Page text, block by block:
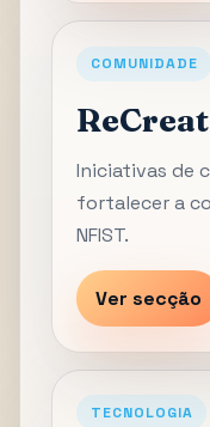
COMUNIDADE
Iniciativas de
fortalecer a
NFIST.
Ver secção
TECNOLOGIA